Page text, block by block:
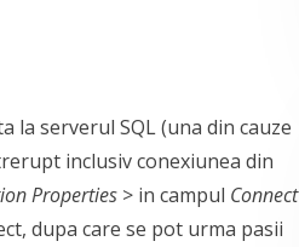
la serverul SQL (una din cauze
inclusiv conexiunea din
Properties > in campul Connect
dupa care se pot urma pasii